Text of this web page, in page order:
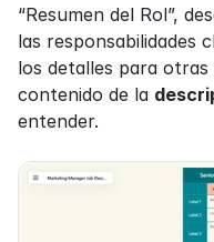
“Resumen del Rol”,
las responsabilidades
los detalles para
contenido de la
entender.